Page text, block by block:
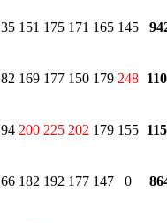
151 175 171 165 145
169 177 150 179 248
200 225 202 179 155
182 192 177 147 0